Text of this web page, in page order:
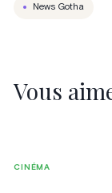
News Gotha
Vous
CINÉMA